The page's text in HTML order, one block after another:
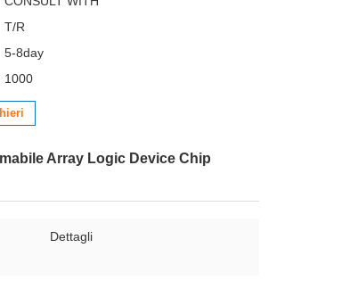
T/R
5-8day
1000
Array Logic Device Chip
Dettagli